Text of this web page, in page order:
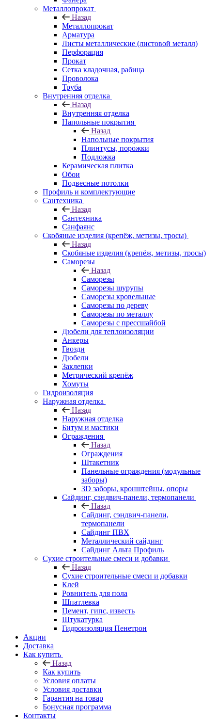
Металлопрокат
Назад
Металлопрокат
Арматура
Листы металлические (листовой металл)
Перфорация
Прокат
Сетка кладочная, рабица
Проволока
Труба
Внутренняя отделка
Назад
Внутренняя отделка
Напольные покрытия
Назад
Напольные покрытия
Плинтусы, порожки
Подложка
Керамическая плитка
Обои
Подвесные потолки
Профиль и комплектующие
Сантехника
Назад
Сантехника
Санфаянс
Скобяные изделия (крепёж, метизы, тросы)
Назад
Скобяные изделия (крепёж, метизы, тросы)
Саморезы
Назад
Саморезы
Саморезы шурупы
Саморезы кровельные
Саморезы по дереву
Саморезы по металлу
Саморезы с прессшайбой
Дюбели для теплоизоляции
Анкеры
Гвозди
Дюбели
Заклепки
Метрический крепёж
Хомуты
Гидроизоляция
Наружная отделка
Назад
Наружная отделка
Битум и мастики
Ограждения
Назад
Ограждения
Штакетник
Панельные ограждения (модульные
заборы)
3D заборы, кронштейны, опоры
Cайдинг, сэндвич-панели, термопанели
Назад
Cайдинг, сэндвич-панели,
термопанели
Сайдинг ПВХ
Металлический сайдинг
Сайдинг Альта Профиль
Сухие строительные смеси и добавки
Назад
Сухие строительные смеси и добавки
Клей
Ровнитель для пола
Шпатлевка
Цемент, гипс, известь
Штукатурка
Гидроизоляция Пенетрон
Акции
Доставка
Как купить
Назад
Как купить
Условия оплаты
Условия доставки
Гарантия на товар
Бонусная программа
Контакты